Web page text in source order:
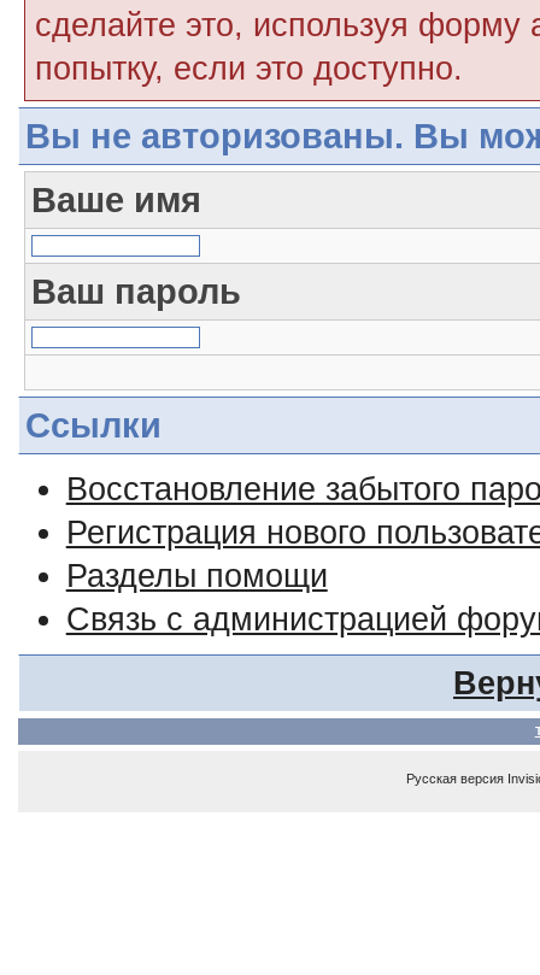
сделайте это, используя форму
попытку, если это доступно.
Вы не авторизованы. Вы
Ваше имя
Ваш пароль
Ссылки
Восстановление забытого
Регистрация нового
Разделы помощи
Связь с администрацией
Русская версия